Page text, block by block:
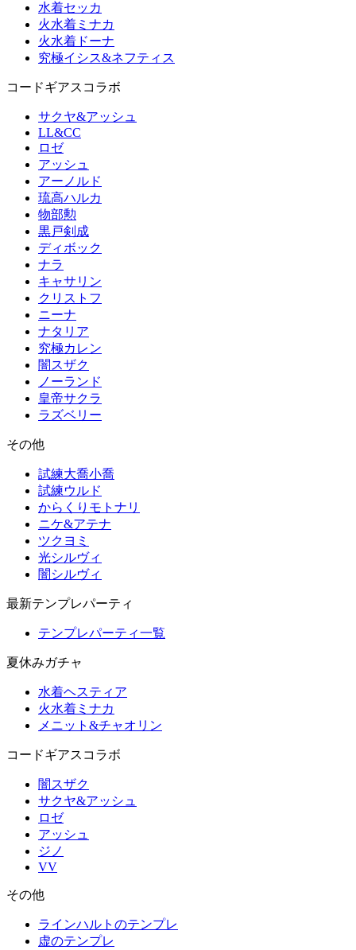
水着セッカ
火水着ミナカ
火水着ドーナ
究極イシス&ネフティス
コードギアスコラボ
サクヤ&アッシュ
LL&CC
ロゼ
アッシュ
アーノルド
琉高ハルカ
物部勲
黒戸剣成
ディボック
ナラ
キャサリン
クリストフ
ニーナ
ナタリア
究極カレン
闇スザク
ノーランド
皇帝サクラ
ラズベリー
その他
試練大喬小喬
試練ウルド
からくりモトナリ
ニケ&アテナ
ツクヨミ
光シルヴィ
闇シルヴィ
最新テンプレパーティ
テンプレパーティ一覧
夏休みガチャ
水着ヘスティア
火水着ミナカ
メニット&チャオリン
コードギアスコラボ
闇スザク
サクヤ&アッシュ
ロゼ
アッシュ
ジノ
VV
その他
ラインハルトのテンプレ
虚のテンプレ